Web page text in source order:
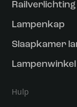
Railverlichting
Lampenkap
Slaapkamer
Lampenwinkel
Hulp